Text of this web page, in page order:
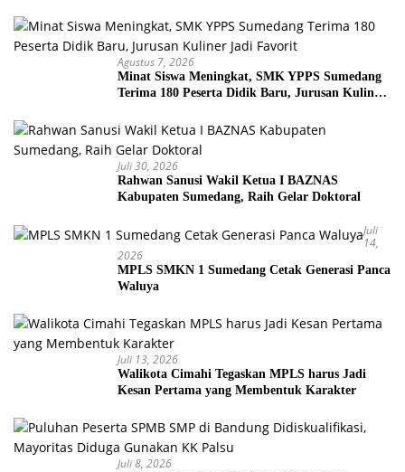
Agustus 7, 2026
Minat Siswa Meningkat, SMK YPPS Sumedang
Terima 180 Peserta Didik Baru, Jurusan Kuliner
Juli 30, 2026
Rahwan Sanusi Wakil Ketua I BAZNAS
Kabupaten Sumedang, Raih Gelar Doktoral
Juli
14,
2026
MPLS SMKN 1 Sumedang Cetak Generasi Panca
Waluya
Juli 13, 2026
Walikota Cimahi Tegaskan MPLS harus Jadi
Kesan Pertama yang Membentuk Karakter
Juli 8, 2026